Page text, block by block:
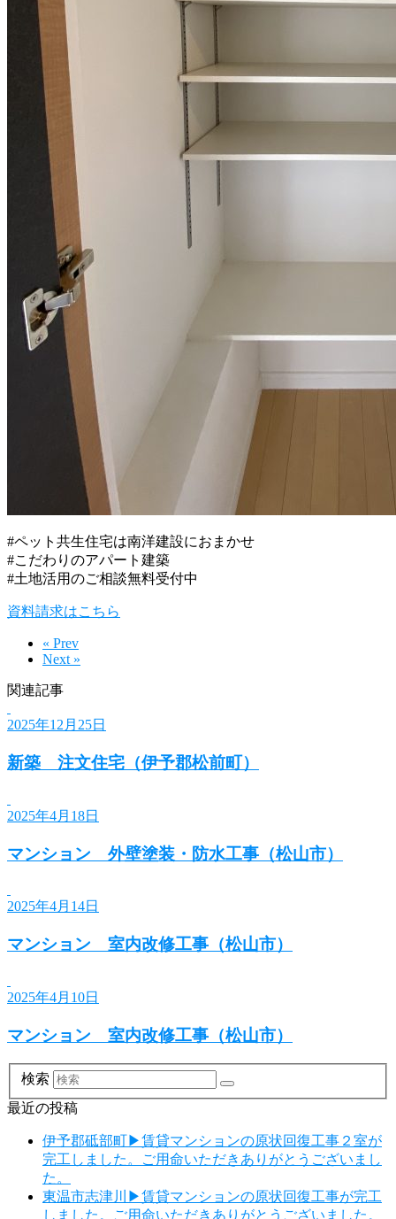
#ペット共生住宅は南洋建設におまかせ
#こだわりのアパート建築
#土地活用のご相談無料受付中
資料請求はこちら
« Prev
Next »
関連記事
2025年12月25日
新築 注文住宅（伊予郡松前町）
2025年4月18日
マンション 外壁塗装・防水工事（松山市）
2025年4月14日
マンション 室内改修工事（松山市）
2025年4月10日
マンション 室内改修工事（松山市）
検索
最近の投稿
伊予郡砥部町▶賃貸マンションの原状回復工事２室が
完工しました。ご用命いただきありがとうございまし
た。
東温市志津川▶賃貸マンションの原状回復工事が完工
しました。ご用命いただきありがとうございました。